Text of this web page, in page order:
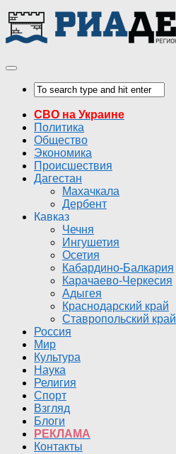
СВО на Украине
Политика
Общество
Экономика
Происшествия
Дагестан
Махачкала
Дербент
Кавказ
Чечня
Ингушетия
Осетия
Кабардино-Балкария
Карачаево-Черкесия
Адыгея
Краснодарский край
Ставропольский край
Россия
Мир
Культура
Наука
Религия
Спорт
Взгляд
Блоги
РЕКЛАМА
Контакты